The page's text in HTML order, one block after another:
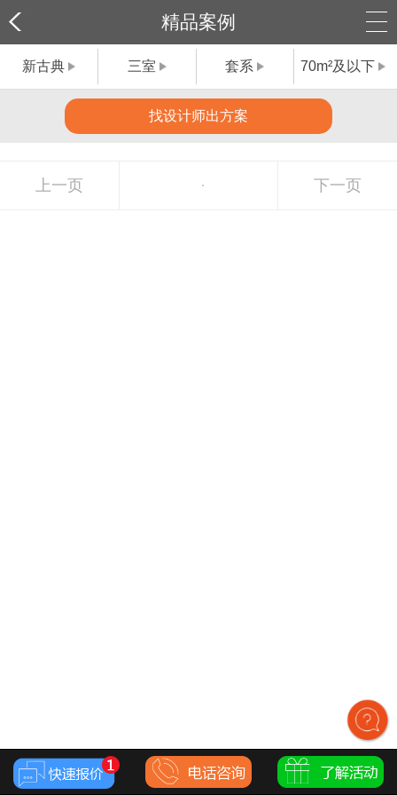
精品案例
新古典 三室 套系 70m²及以下
找设计师出方案
上一页 下一页